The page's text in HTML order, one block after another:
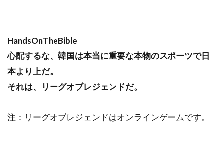
HandsOnTheBible
心配するな、韓国は本当に重要な本物のスポーツで日
本より上だ。
それは、リーグオブレジェンドだ。
注：リーグオブレジェンドはオンラインゲームです。